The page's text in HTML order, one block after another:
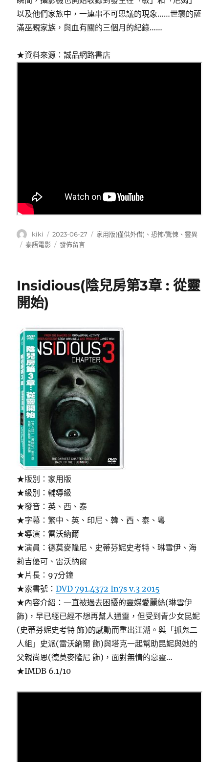
以及他們家族中，一連串不可思議的現象……世襲的薩
滿巫覡家族，與血有關的三個月的紀錄……
★資料來源：誠品網路書店
作
者
kiki
發
佈
2023-06-27
分
家用版(僅供外借) 、恐怖/驚悚 、 靈異
標
泰語電影
在
Medium)〉
發佈留言
Insidious(陰兒房第3章 : 從靈
開始)
★版別：家用版
★級別：輔導級
★發音：英、西、泰
★字幕：繁中、英、印尼、韓、西、泰、粵
★導演：雷沃納爾
★演員：德莫麥隆尼、史蒂芬妮史考特、琳雪伊、海
莉吉優可、雷沃納爾
★片長：97分鐘
★索書號：DVD 791.4372 In7s v.3 2015
★內容介紹：一直被過去困擾的靈媒愛麗絲(琳雪伊
飾)，早已經已經不想再幫人通靈，但受到青少女昆妮
(史蒂芬妮史考特 飾)的感動而重出江湖。與「抓鬼二
人組」史派(雷沃納爾 飾)與塔克一起幫助昆妮與她的
父親尚恩(德莫麥隆尼 飾)，面對無情的惡靈…
★IMDB 6.1/10